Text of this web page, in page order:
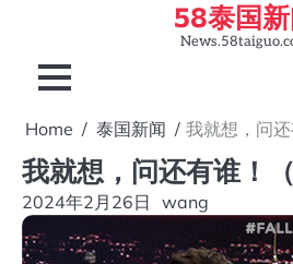
content
58泰国
Home 泰国新闻 我就想，问还
我就想，问还有谁！
2024年2月26日 wang